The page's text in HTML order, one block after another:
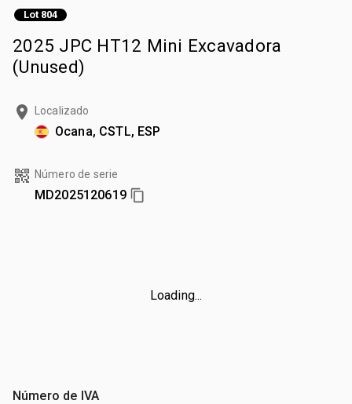
Lot 804
2025 JPC HT12 Mini Excavadora
(Unused)
Localizado
Ocana, CSTL, ESP
Número de serie
MD2025120619
Loading...
Número de IVA